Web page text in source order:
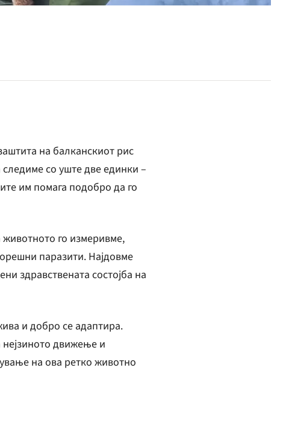
на балканскиот рис
со уште две единки –
им помага подобро да го
го измеривме,
паразити. Најдовме
здравствената состојба на
и добро се адаптира.
движење и
на ова ретко животно